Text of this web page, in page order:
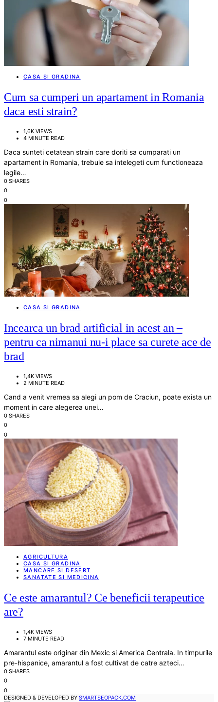
CASA SI GRADINA
Cum sa cumperi un apartament in Romania
daca esti strain?
1,6K VIEWS
4 MINUTE READ
Daca sunteti cetatean strain care doriti sa cumparati un
apartament in Romania, trebuie sa intelegeti cum functioneaza
legile…
0 SHARES
0
0
CASA SI GRADINA
Incearca un brad artificial in acest an –
pentru ca nimanui nu-i place sa curete ace de
brad
1,4K VIEWS
2 MINUTE READ
Cand a venit vremea sa alegi un pom de Craciun, poate exista un
moment in care alegerea unei…
0 SHARES
0
0
AGRICULTURA
CASA SI GRADINA
MANCARE SI DESERT
SANATATE SI MEDICINA
Ce este amarantul? Ce beneficii terapeutice
are?
1,4K VIEWS
7 MINUTE READ
Amarantul este originar din Mexic si America Centrala. In timpurile
pre-hispanice, amarantul a fost cultivat de catre azteci…
0 SHARES
0
0
DESIGNED & DEVELOPED BY SMARTSEOPACK.COM